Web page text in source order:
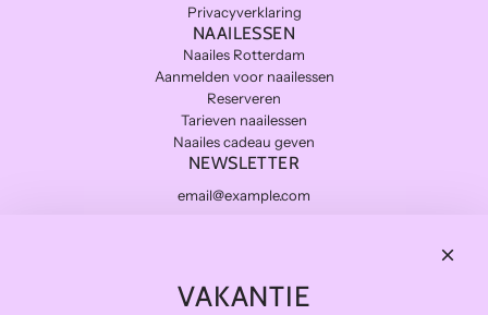
Privacyverklaring
NAAILESSEN
Naailes Rotterdam
Aanmelden voor naailessen
Reserveren
Tarieven naailessen
Naailes cadeau geven
NEWSLETTER
Kwaliteitsstoffen die lang meegaan en zo duurzaam mogelijk.
VAKANTIE